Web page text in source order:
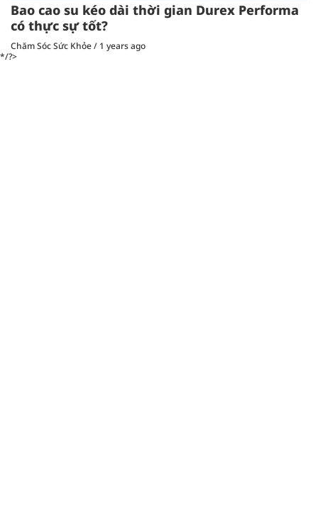
Bao cao su kéo dài thời gian Durex Performa
có thực sự tốt?
Chăm Sóc Sức Khỏe/ 1 years ago
*/?>